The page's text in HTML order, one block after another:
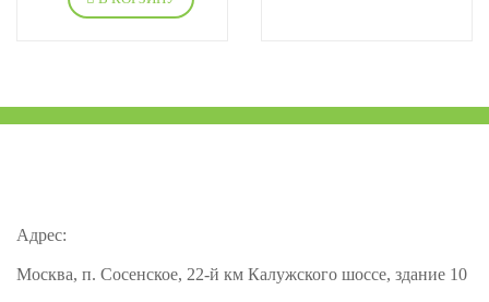
Адрес:
Москва, п. Сосенское, 22-й км Калужского шоссе, здание 10